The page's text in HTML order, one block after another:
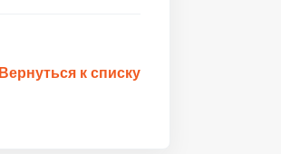
Вернуться к списку